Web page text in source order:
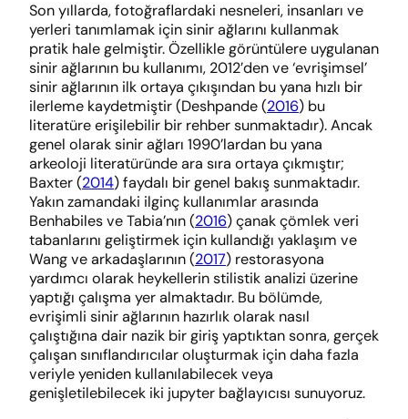
Son yıllarda, fotoğraflardaki nesneleri, insanları ve
yerleri tanımlamak için sinir ağlarını kullanmak
pratik hale gelmiştir. Özellikle görüntülere uygulanan
sinir ağlarının bu kullanımı, 2012’den ve ‘evrişimsel’
sinir ağlarının ilk ortaya çıkışından bu yana hızlı bir
ilerleme kaydetmiştir (Deshpande (2016) bu
literatüre erişilebilir bir rehber sunmaktadır). Ancak
genel olarak sinir ağları 1990’lardan bu yana
arkeoloji literatüründe ara sıra ortaya çıkmıştır;
Baxter (2014) faydalı bir genel bakış sunmaktadır.
Yakın zamandaki ilginç kullanımlar arasında
Benhabiles ve Tabia’nın (2016) çanak çömlek veri
tabanlarını geliştirmek için kullandığı yaklaşım ve
Wang ve arkadaşlarının (2017) restorasyona
yardımcı olarak heykellerin stilistik analizi üzerine
yaptığı çalışma yer almaktadır. Bu bölümde,
evrişimli sinir ağlarının hazırlık olarak nasıl
çalıştığına dair nazik bir giriş yaptıktan sonra, gerçek
çalışan sınıflandırıcılar oluşturmak için daha fazla
veriyle yeniden kullanılabilecek veya
genişletilebilecek iki jupyter bağlayıcısı sunuyoruz.